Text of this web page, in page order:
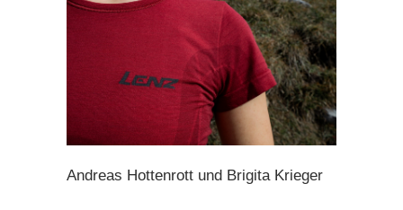
Andreas Hottenrott und Brigita Krieger